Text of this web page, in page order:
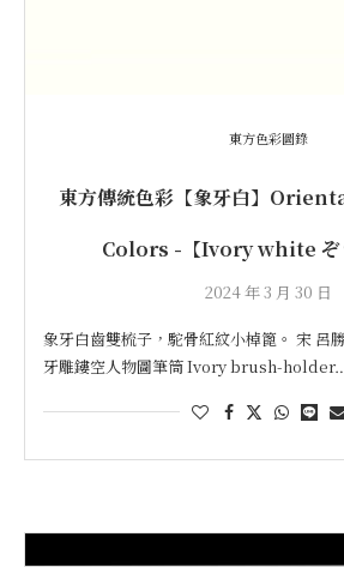
東方色彩圖錄
東方傳統色彩【象牙白】
Colors -【Ivory white ぞ
2024 年 3 月 30 日
象牙白齒雙梳子，駝骨紅紋小棹篦。 宋 呂
牙雕鏤空人物圖筆筒 Ivory brush-